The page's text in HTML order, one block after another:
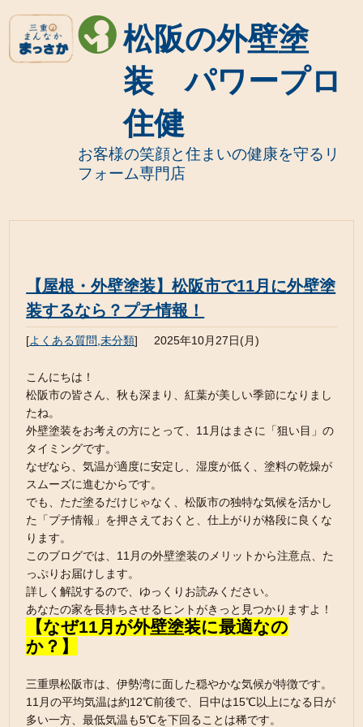
松阪の外壁塗
装 パワープロ
住健
お客様の笑顔と住まいの健康を守るリ
フォーム専門店
【屋根・外壁塗装】松阪市で11月に外壁塗
装するなら？プチ情報！
[よくある質問 ,未分類] 2025年10月27日(月)
こんにちは！
松阪市の皆さん、秋も深まり、紅葉が美しい季節になりまし
たね。
外壁塗装をお考えの方にとって、11月はまさに「狙い目」の
タイミングです。
なぜなら、気温が適度に安定し、湿度が低く、塗料の乾燥が
スムーズに進むからです。
でも、ただ塗るだけじゃなく、松阪市の独特な気候を活かし
た「プチ情報」を押さえておくと、仕上がりが格段に良くな
ります。
このブログでは、11月の外壁塗装のメリットから注意点、た
っぷりお届けします。
詳しく解説するので、ゆっくりお読みください。
あなたの家を長持ちさせるヒントがきっと見つかりますよ！
【なぜ11月が外壁塗装に最適なの
か？】
三重県松阪市は、伊勢湾に面した穏やかな気候が特徴です。
11月の平均気温は約12℃前後で、日中は15℃以上になる日が
多い一方、最低気温も5℃を下回ることは稀です。